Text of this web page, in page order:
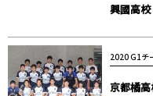
興國高校
2020 G1チ
京都橘